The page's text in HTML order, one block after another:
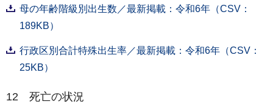
母の年齢階級別出生数／最新掲載：令和6年（CSV：
189KB）
行政区別合計特殊出生率／最新掲載：令和6年（CSV：
25KB）
12 死亡の状況